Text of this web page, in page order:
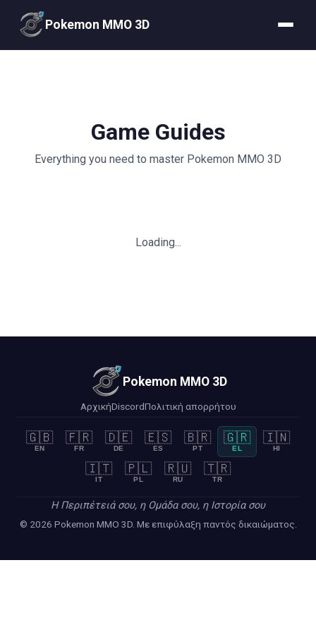
Pokemon MMO 3D
Game Guides
Everything you need to master Pokemon MMO 3D
Loading...
Pokemon MMO 3D
ΑρχικήDiscordΠολιτική απορρήτου
🇬🇧
EN
🇫🇷
FR
🇩🇪
DE
🇪🇸
ES
🇧🇷
PT
🇬🇷
EL
🇮🇳
HI
🇮🇹
IT
🇵🇱
PL
🇷🇺
RU
🇹🇷
TR
Η Περιπέτειά σου, η Ομάδα σου, η Ιστορία σου
© 2026 Pokemon MMO 3D. Με επιφύλαξη παντός δικαιώματος.